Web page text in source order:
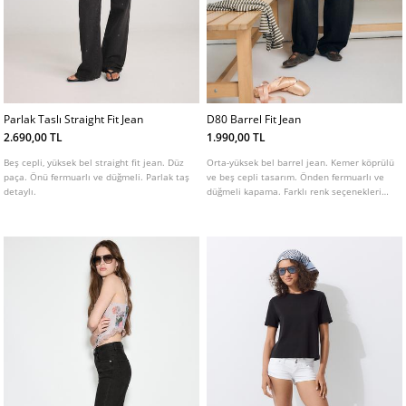
Parlak Taslı Straight Fit Jean
2.690,00 TL
Beş cepli, yüksek bel straight fit jean. Düz
paça. Önü fermuarlı ve düğmeli. Parlak taş
detaylı.
D80 Barrel Fit Jean
1.990,00 TL
Orta-yüksek bel barrel jean. Kemer köprülü
ve beş cepli tasarım. Önden fermuarlı ve
düğmeli kapama. Farklı renk seçenekleri